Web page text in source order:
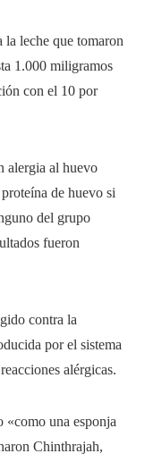
la leche que tomaron
1.000 miligramos
con el 10 por
alergia al huevo
de huevo si
del grupo
fueron
contra la
por el sistema
alérgicas.
«como una esponja
Chinthrajah,